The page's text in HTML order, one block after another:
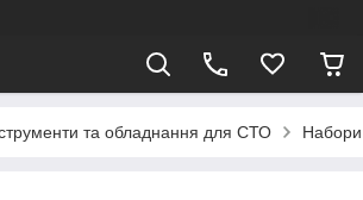
та обладнання для СТО Набори